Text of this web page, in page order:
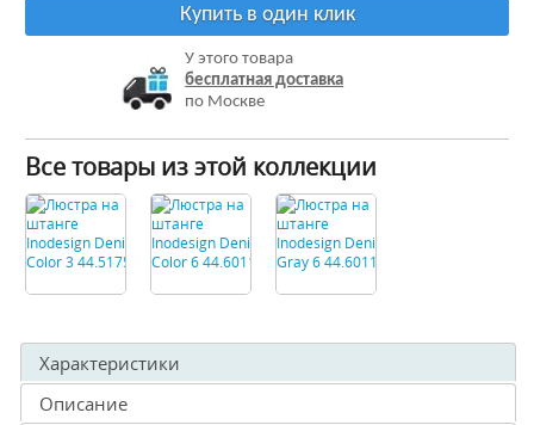
Купить в один клик
У этого товара
бесплатная доставка
по Москве
Все товары из этой коллекции
Характеристики
Описание